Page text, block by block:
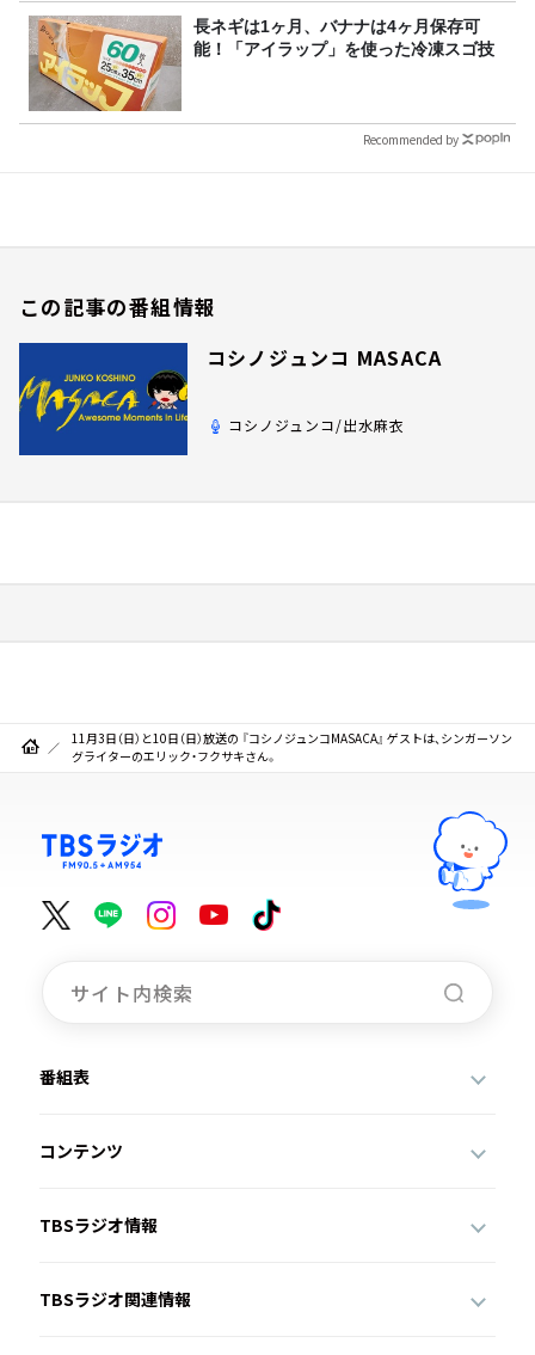
長ネギは1ヶ月、バナナは4ヶ月保存可
能！「アイラップ」を使った冷凍スゴ技
Recommended by
この記事の番組情報
コシノジュンコ MASACA
コシノジュンコ/出水麻衣
11月3日（日）と10日（日）放送の 『コシノジュンコMASACA』 ゲストは、シンガーソン
グライターのエリック・フクサキさん。
番組表
コンテンツ
TBSラジオ情報
TBSラジオ関連情報